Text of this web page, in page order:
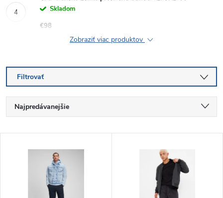
Skladom
€98
Zobraziť viac produktov
Filtrovať
R
a
Najpredávanejšie